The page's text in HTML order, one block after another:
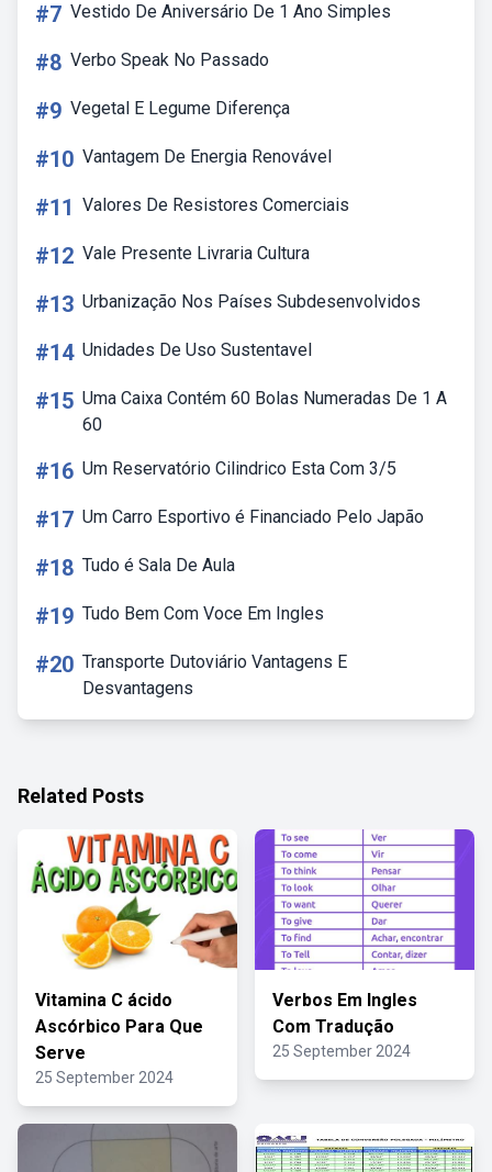
#7 Vestido De Aniversário De 1 Ano Simples
#8 Verbo Speak No Passado
#9 Vegetal E Legume Diferença
#10 Vantagem De Energia Renovável
#11 Valores De Resistores Comerciais
#12 Vale Presente Livraria Cultura
#13 Urbanização Nos Países Subdesenvolvidos
#14 Unidades De Uso Sustentavel
#15 Uma Caixa Contém 60 Bolas Numeradas De 1 A
60
#16 Um Reservatório Cilindrico Esta Com 3/5
#17 Um Carro Esportivo é Financiado Pelo Japão
#18 Tudo é Sala De Aula
#19 Tudo Bem Com Voce Em Ingles
#20 Transporte Dutoviário Vantagens E
Desvantagens
Related Posts
Vitamina C ácido
Ascórbico Para Que
Serve
25 September 2024
Verbos Em Ingles
Com Tradução
25 September 2024